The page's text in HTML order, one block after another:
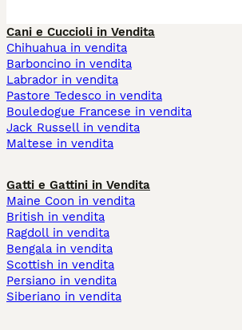
Cani e Cuccioli in Vendita
Chihuahua in vendita
Barboncino in vendita
Labrador in vendita
Pastore Tedesco in vendita
Bouledogue Francese in vendita
Jack Russell in vendita
Maltese in vendita
Gatti e Gattini in Vendita
Maine Coon in vendita
British in vendita
Ragdoll in vendita
Bengala in vendita
Scottish in vendita
Persiano in vendita
Siberiano in vendita